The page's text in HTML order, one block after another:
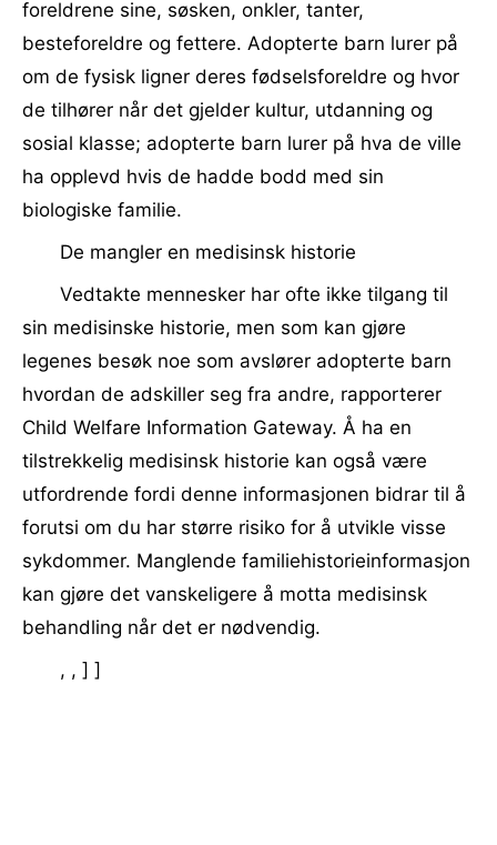
foreldrene sine, søsken, onkler, tanter,
besteforeldre og fettere. Adopterte barn lurer på
om de fysisk ligner deres fødselsforeldre og hvor
de tilhører når det gjelder kultur, utdanning og
sosial klasse; adopterte barn lurer på hva de ville
ha opplevd hvis de hadde bodd med sin
biologiske familie.
De mangler en medisinsk historie
Vedtakte mennesker har ofte ikke tilgang til
sin medisinske historie, men som kan gjøre
legenes besøk noe som avslører adopterte barn
hvordan de adskiller seg fra andre, rapporterer
Child Welfare Information Gateway. Å ha en
tilstrekkelig medisinsk historie kan også være
utfordrende fordi denne informasjonen bidrar til å
forutsi om du har større risiko for å utvikle visse
sykdommer. Manglende familiehistorieinformasjon
kan gjøre det vanskeligere å motta medisinsk
behandling når det er nødvendig.
, , ] ]